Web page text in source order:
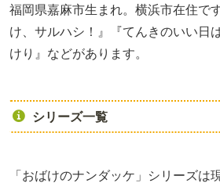
福岡県嘉麻市生まれ。横浜市在住で
け、サルハシ！』『てんきのいい日
けり』などがあります。
シリーズ一覧
「おばけのナンダッケ」シリーズは